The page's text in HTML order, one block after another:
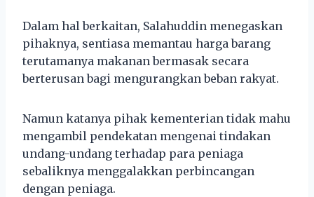
Dalam hal berkaitan, Salahuddin menegaskan
pihaknya, sentiasa memantau harga barang
terutamanya makanan bermasak secara
berterusan bagi mengurangkan beban rakyat.
Namun katanya pihak kementerian tidak mahu
mengambil pendekatan mengenai tindakan
undang-undang terhadap para peniaga
sebaliknya menggalakkan perbincangan
dengan peniaga.